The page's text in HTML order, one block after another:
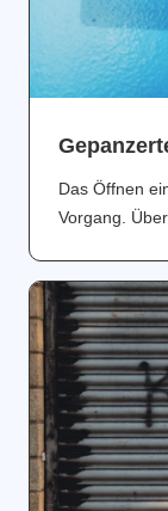
Das Öffnen
Vorgang.